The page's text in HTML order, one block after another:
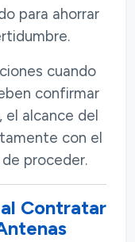
para ahorrar
cuando
confirmar
el alcance del
con el
proceder.
Contratar